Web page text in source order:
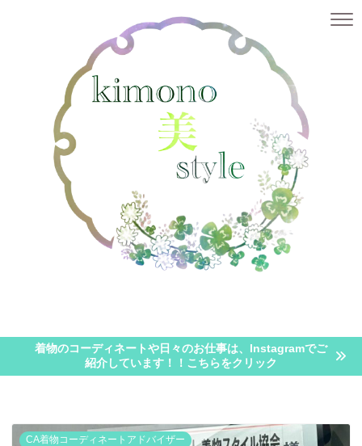
着物のコーディネートや日々のお仕事は、Instagramでご
紹介しています！！こちらをクリック
CA着物コーディネートアドバイザー